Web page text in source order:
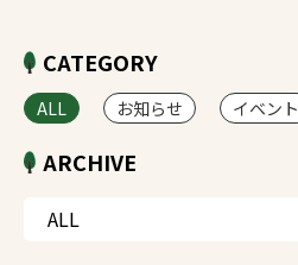
CATEGORY
ALL お知らせ イベント
ARCHIVE